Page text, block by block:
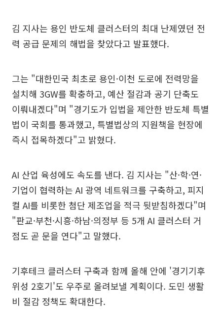
김 지사는 용인 반도체 클러스터의 최대 난제였던 전
력 공급 문제의 해법을 찾았다고 발표했다.
그는 "대한민국 최초로 용인·이천 도로에 전력망을
설치해 3GW를 확충하고, 예산 절감과 공기 단축도
이뤄내겠다"며 "경기도가 입법을 제안한 반도체 특별
법이 국회를 통과했고, 특별법상의 지원책을 현장에
즉시 접목하겠다"고 밝혔다.
AI 산업 육성에도 속도를 낸다. 김 지사는 "산·학·연·
기업이 협력하는 AI 광역 네트워크를 구축하고, 피지
컬 AI를 비롯한 첨단 제조업을 적극 뒷받침하겠다"며
"판교·부천·시흥·하남·의정부 등 5개 AI 클러스터 거
점도 곧 문을 연다"고 말했다.
기후테크 클러스터 구축과 함께 올해 안에 '경기기후
위성 2호기'도 우주로 올려보낼 계획이다. 도민 생활
비 절감 정책도 확대한다.